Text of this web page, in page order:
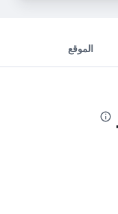
الموقع